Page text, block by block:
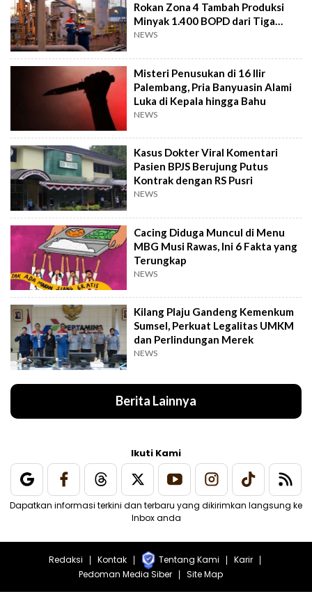
Rokan Zona 4 Tambah Produksi
Minyak 1.400 BOPD dari Tiga
Sumur Baru
NEWS
Misteri Penusukan di 16 Ilir
Palembang, Pria Banyuasin Alami
Luka di Kepala hingga Bahu
NEWS
Kasus Dokter Viral Komentari
Pasien BPJS Berujung Putus
Kontrak dengan RS Pusri
NEWS
Cacing Diduga Muncul di Menu
MBG Musi Rawas, Ini 6 Fakta yang
Terungkap
NEWS
Kilang Plaju Gandeng Kemenkum
Sumsel, Perkuat Legalitas UMKM
dan Perlindungan Merek
NEWS
Berita Lainnya
Ikuti Kami
Dapatkan informasi terkini dan terbaru yang dikirimkan langsung ke
Inbox anda
Redaksi Kontak Tentang Kami
Karir
Pedoman Media Siber
Site Map